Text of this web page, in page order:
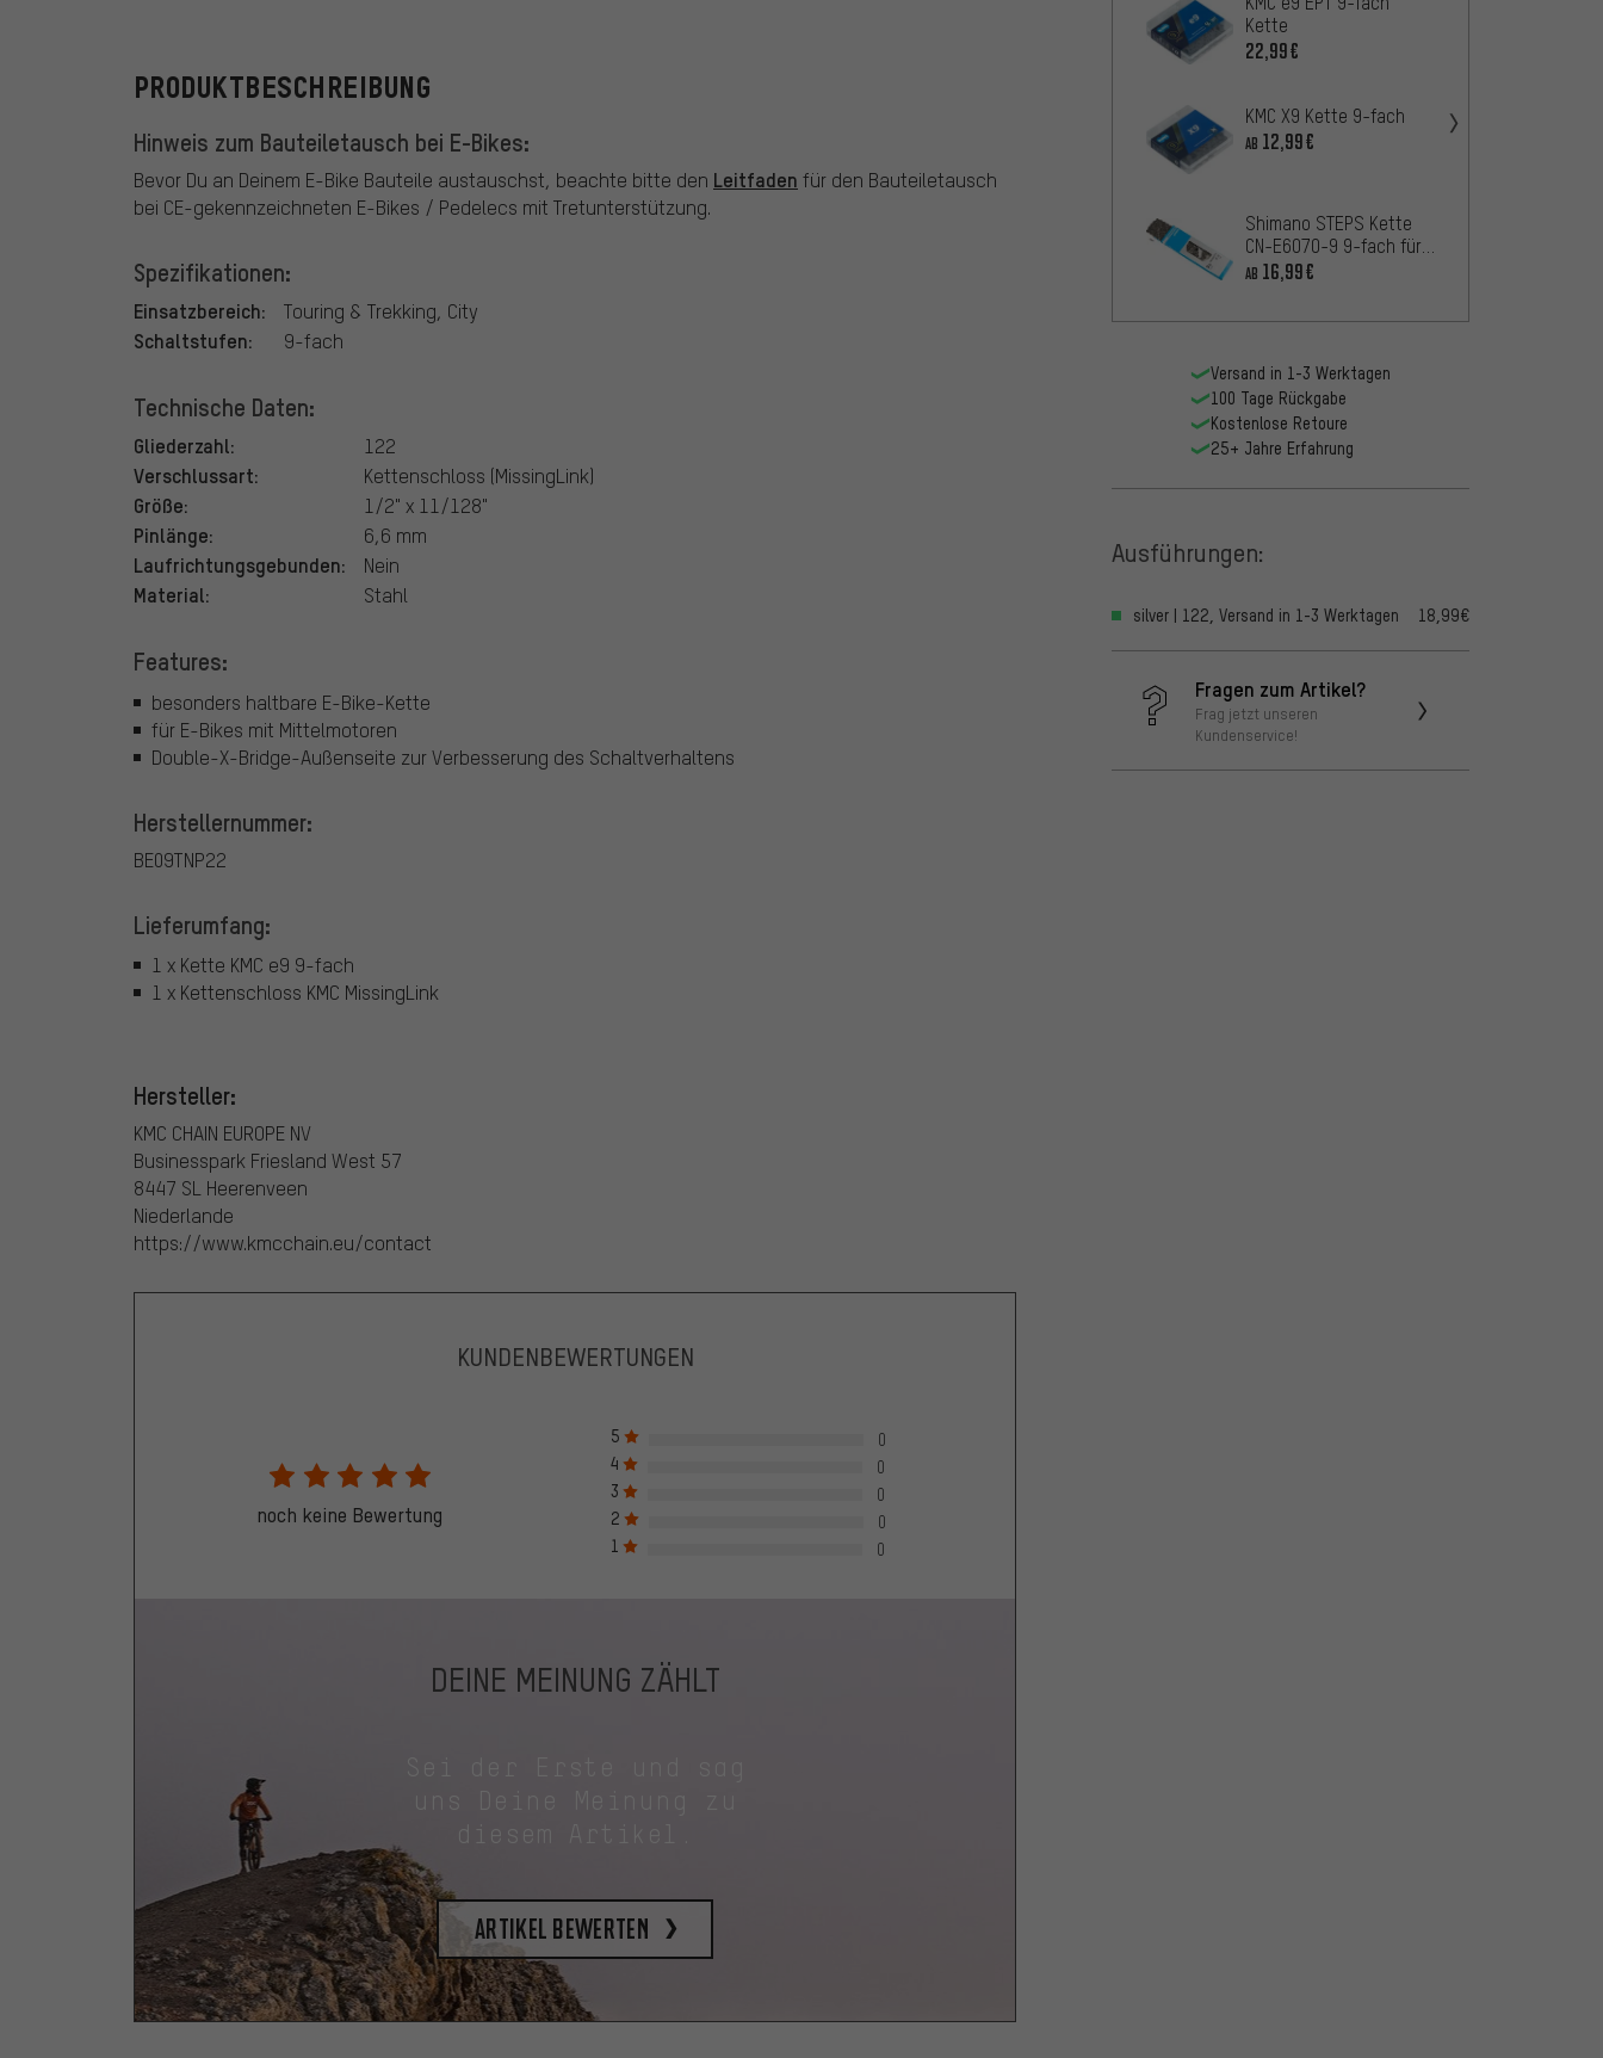
PRODUKTBESCHREIBUNG
Hinweis zum Bauteiletausch bei E-Bikes:
Bevor Du an Deinem E-Bike Bauteile austauschst, beachte bitte den Leitfaden für den Bauteiletausch
bei CE-gekennzeichneten E-Bikes / Pedelecs mit Tretunterstützung.
Spezifikationen:
Einsatzbereich: Touring & Trekking, City
Schaltstufen: 9-fach
Technische Daten:
Gliederzahl: 122
Verschlussart: Kettenschloss (MissingLink)
Größe: 1/2" x 11/128"
Pinlänge: 6,6 mm
Laufrichtungsgebunden: Nein
Material: Stahl
Features:
besonders haltbare E-Bike-Kette
für E-Bikes mit Mittelmotoren
Double-X-Bridge-Außenseite zur Verbesserung des Schaltverhaltens
Herstellernummer:
BE09TNP22
Lieferumfang:
1 x Kette KMC e9 9-fach
1 x Kettenschloss KMC MissingLink
Hersteller:
KMC CHAIN EUROPE NV
Businesspark Friesland West 57
8447 SL Heerenveen
Niederlande
https://www.kmcchain.eu/contact
Kette
22,99€
KMC X9 Kette 9-fach
AB 12,99€
Shimano STEPS Kette
CN-E6070-9 9-fach für
E-Bikes
AB 16,99€
Versand in 1-3 Werktagen
100 Tage Rückgabe
Kostenlose Retoure
25+ Jahre Erfahrung
Ausführungen:
silver | 122, Versand in 1-3 Werktagen 18,99€
Fragen zum Artikel?
Frag jetzt unseren
Kundenservice!
KUNDENBEWERTUNGEN
noch keine Bewertung
5
0
4
0
3
0
2
0
1
0
DEINE MEINUNG ZÄHLT
diesem Artikel.
Artikel bewerten